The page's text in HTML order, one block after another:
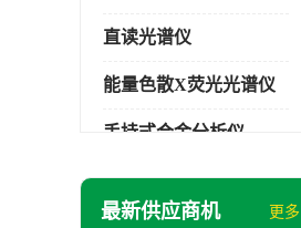
直读光谱仪
能量色散X荧光光谱仪
手持式合金分析仪
手持式矿石分析仪
最新供应商机 更多